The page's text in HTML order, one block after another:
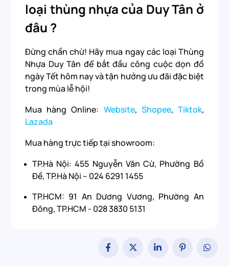
loại thùng nhựa của Duy Tân ở
đâu ?
Đừng chần chừ! Hãy mua ngay các loại Thùng
Nhựa Duy Tân để bắt đầu công cuộc dọn đồ
ngày Tết hôm nay và tận hưởng ưu đãi đặc biệt
trong mùa lễ hội!
Mua hàng Online: Website, Shopee, Tiktok,
Lazada
Mua hàng trực tiếp tại showroom:
TP.Hà Nội: 455 Nguyễn Văn Cừ, Phường Bồ
Đề, TP.Hà Nội – 024 6291 1455
TP.HCM: 91 An Dương Vương, Phường An
Đông, TP.HCM - 028 3830 5131